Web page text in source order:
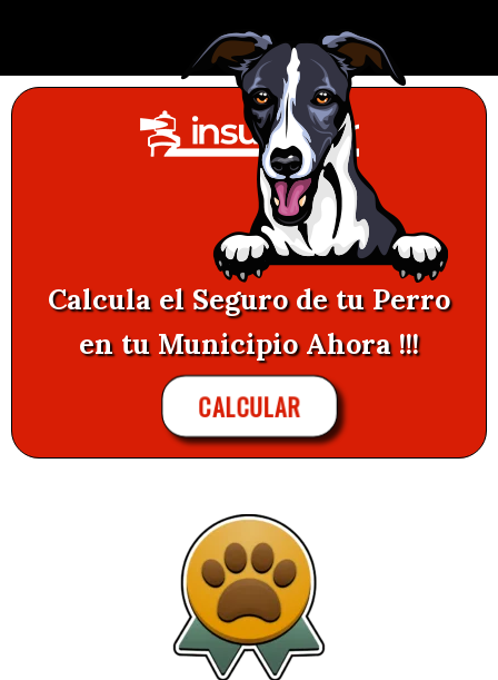
Calcula el Seguro de tu Perro
en tu Municipio Ahora !!!
CALCULAR